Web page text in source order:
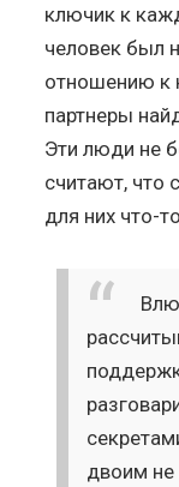
ключик к
человек был
отношению к
партнеры
Эти люди не
считают, что
для них что-
двоим не